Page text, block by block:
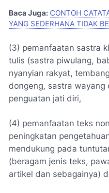
Baca Juga: CONTOH
YANG SEDERHANA TIDAK
(3) pemanfaatan sastra
tulis (sastra piwulang,
nyanyian rakyat,
dongeng, sastra wayang
penguatan jati diri,
(4) pemanfaatan teks
peningkatan
mendukung pada
(beragam jenis teks,
artikel dan sebagainya)